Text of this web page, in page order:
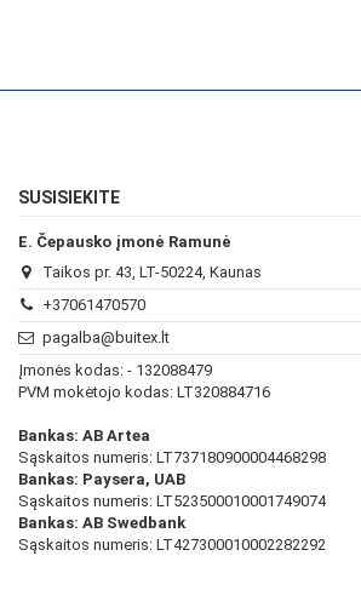
SUSISIEKITE
E. Čepausko įmonė Ramunė
Taikos pr. 43, LT-50224, Kaunas
+37061470570
pagalba@buitex.lt
Įmonės kodas: - 132088479
PVM mokėtojo kodas: LT320884716
Bankas: AB Artea
Sąskaitos numeris: LT737180900004468298
Bankas: Paysera, UAB
Sąskaitos numeris: LT523500010001749074
Bankas: AB Swedbank
Sąskaitos numeris: LT427300010002282292